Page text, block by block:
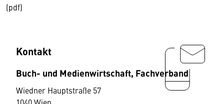
(pdf)
Kontakt
Buch- und Medienwirtschaft, Fachverband
Wiedner Hauptstraße 57